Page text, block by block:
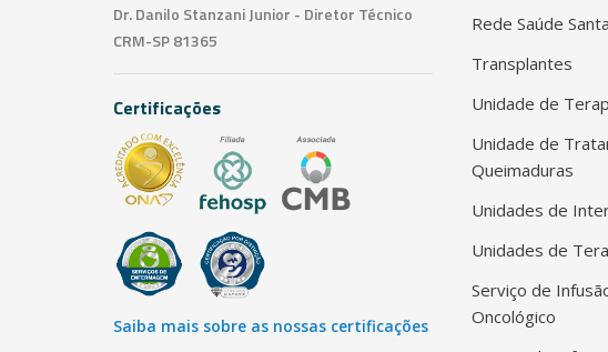
Dr. Danilo Stanzani Junior - Diretor Técnico
CRM-SP 81365
Certificações
Saiba mais sobre as nossas certificações
Rede Saúde
Transplantes
Unidade de
Unidade de
Queimaduras
Unidades de
Unidades de
Serviço de
Oncológico